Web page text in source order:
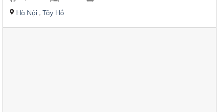
Hà Nội, Tây Hồ